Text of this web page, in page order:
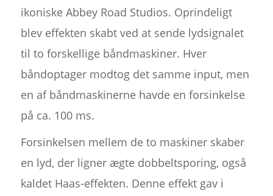
ikoniske Abbey Road Studios. Oprindeligt
blev effekten skabt ved at sende lydsignalet
til to forskellige båndmaskiner. Hver
båndoptager modtog det samme input, men
en af båndmaskinerne havde en forsinkelse
på ca. 100 ms.
Forsinkelsen mellem de to maskiner skaber
en lyd, der ligner ægte dobbeltsporing, også
kaldet Haas-effekten. Denne effekt gav i